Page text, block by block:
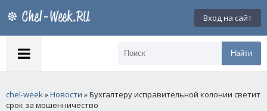
Вход на сайт
Найти
chel-week»Новости » Бухгалтеру исправительной колонии светит
срок за мошенничество